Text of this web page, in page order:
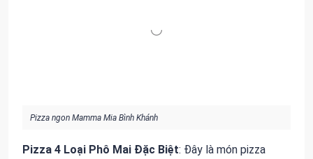
Pizza ngon Mamma Mia Bình Khánh
Pizza 4 Loại Phô Mai Đặc Biệt: Đây là món pizza